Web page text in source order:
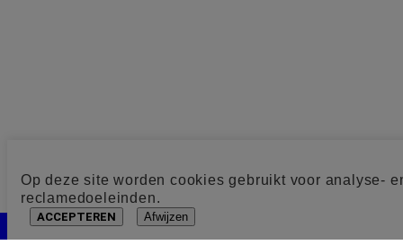
Op deze site worden cookies gebruikt voor analyse-
reclamedoeleinden.
ACCEPTEREN Afwijzen
Cookie toestemming